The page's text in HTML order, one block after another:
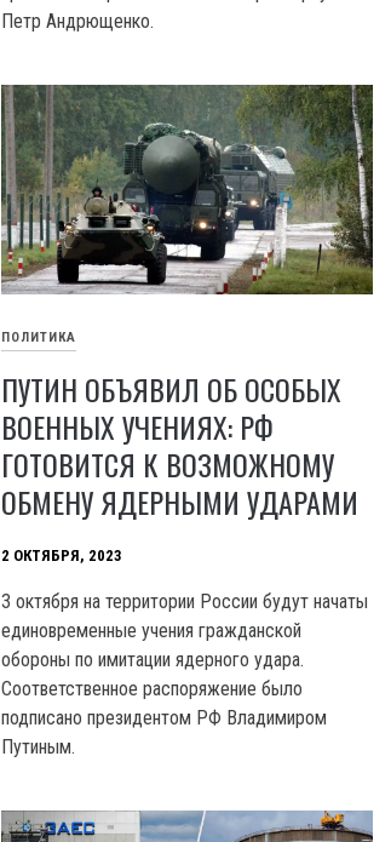
Петр Андрющенко.
ПОЛИТИКА
ПУТИН ОБЪЯВИЛ ОБ ОСОБЫХ
ВОЕННЫХ УЧЕНИЯХ: РФ
ГОТОВИТСЯ К ВОЗМОЖНОМУ
ОБМЕНУ ЯДЕРНЫМИ УДАРАМИ
2 ОКТЯБРЯ, 2023
3 октября на территории России будут начаты
единовременные учения гражданской
обороны по имитации ядерного удара.
Соответственное распоряжение было
подписано президентом РФ Владимиром
Путиным.